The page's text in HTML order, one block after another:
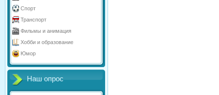
Спорт
Транспорт
Фильмы и анимация
Хобби и образование
Юмор
Наш опрос